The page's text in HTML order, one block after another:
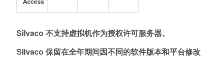
Silvaco 不支持虚拟机作为授权许可服务器。
Silvaco 保留在全年期间因不同的软件版本和平台修改